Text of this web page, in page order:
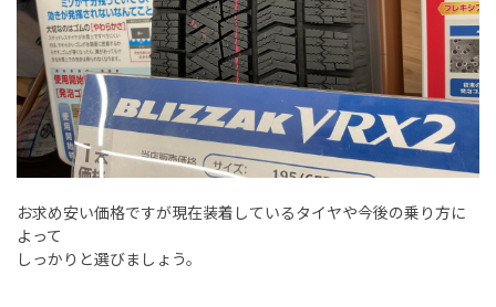
お求め安い価格ですが現在装着しているタイヤや今後の乗り方に
よって
しっかりと選びましょう。